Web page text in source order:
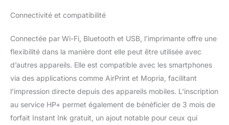
OfficeJet Pro 8122e
avec les cartouches
originales : HP 924 Noir,
Cyan, Jaune et Magenta
Dotée d'un système de
sécurité dynamique, qui
pourrait être
périodiquement mis à
jour par le firmware, elle
est conçue pour une
Connectivité et compatibilité
Connectée par Wi-Fi, Bluetooth et USB, l’imprimante offre une
flexibilité dans la manière dont elle peut être utilisée avec
d’autres appareils. Elle est compatible avec les smartphones
via des applications comme AirPrint et Mopria, facilitant
l’impression directe depuis des appareils mobiles. L’inscription
au service HP+ permet également de bénéficier de 3 mois de
forfait Instant Ink gratuit, un ajout notable pour ceux qui